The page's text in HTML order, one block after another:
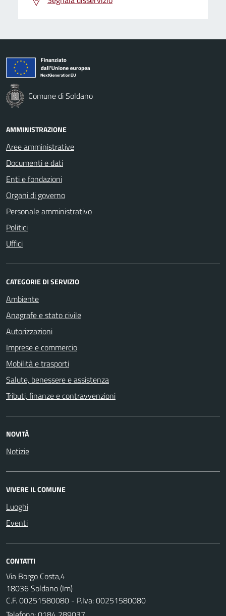
Comune di Soldano
AMMINISTRAZIONE
Aree amministrative
Documenti e dati
Enti e fondazioni
Organi di governo
Personale amministrativo
Politici
Uffici
CATEGORIE DI SERVIZIO
Ambiente
Anagrafe e stato civile
Autorizzazioni
Imprese e commercio
Mobilità e trasporti
Salute, benessere e assistenza
Tributi, finanze e contravvenzioni
NOVITÀ
Notizie
VIVERE IL COMUNE
Luoghi
Eventi
CONTATTI
Via Borgo Costa,4
18036 Soldano (Im)
C.F. 00251580080 - P.Iva: 00251580080